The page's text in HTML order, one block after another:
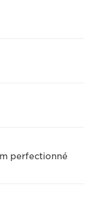
perfectionné